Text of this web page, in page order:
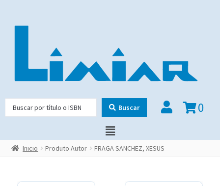
Buscar 0
Inicio Produto Autor FRAGA SANCHEZ, XESUS